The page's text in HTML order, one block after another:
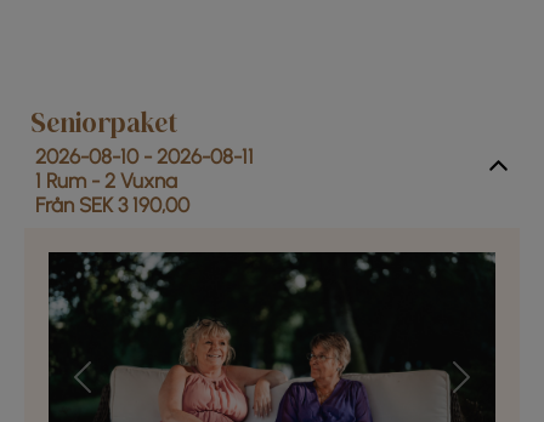
Seniorpaket
2026-08-10 - 2026-08-11
1 Rum - 2 Vuxna
Från SEK 3 190,00
Previous Next